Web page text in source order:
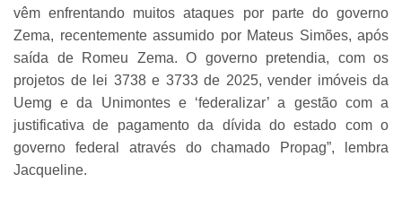
vêm enfrentando muitos ataques por parte do governo
Zema, recentemente assumido por Mateus Simões, após
saída de Romeu Zema. O governo pretendia, com os
projetos de lei 3738 e 3733 de 2025, vender imóveis da
Uemg e da Unimontes e ‘federalizar’ a gestão com a
justificativa de pagamento da dívida do estado com o
governo federal através do chamado Propag”, lembra
Jacqueline.